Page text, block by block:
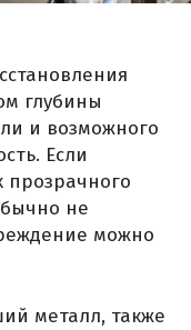
глубины
и возможного
Если
прозрачного
не
можно
металл, также